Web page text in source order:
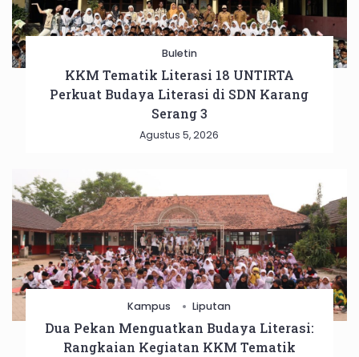
Buletin
KKM Tematik Literasi 18 UNTIRTA
Perkuat Budaya Literasi di SDN Karang
Serang 3
Agustus 5, 2026
Kampus Liputan
Dua Pekan Menguatkan Budaya Literasi:
Rangkaian Kegiatan KKM Tematik